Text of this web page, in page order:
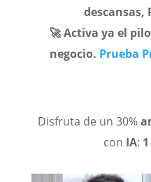
descansas,
🚀 Activa ya el
negocio. Prueba
Disfruta de un 30%
con IA: